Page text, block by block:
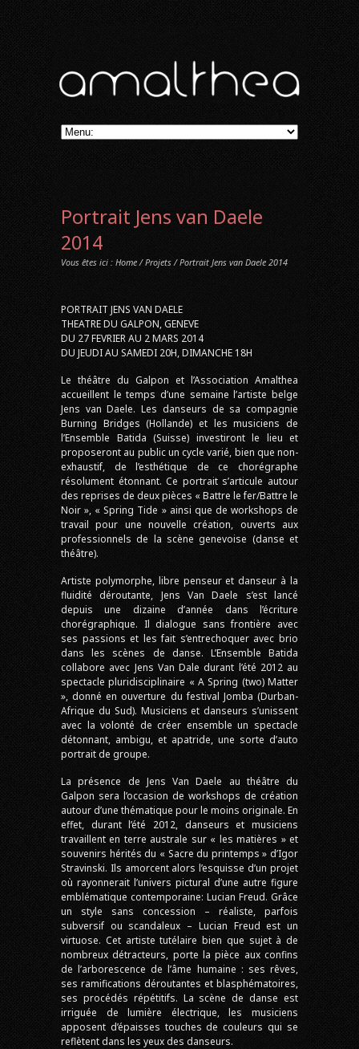
Portrait Jens van Daele
2014
Vous êtes ici : Home/Projets/ Portrait Jens van Daele 2014
PORTRAIT JENS VAN DAELE
THEATRE DU GALPON, GENEVE
DU 27 FEVRIER AU 2 MARS 2014
DU JEUDI AU SAMEDI 20H, DIMANCHE 18H
Le théâtre du Galpon et l’Association Amalthea
accueillent le temps d’une semaine l’artiste belge
Jens van Daele. Les danseurs de sa compagnie
Burning Bridges (Hollande) et les musiciens de
l’Ensemble Batida (Suisse) investiront le lieu et
proposeront au public un cycle varié, bien que non-
exhaustif, de l’esthétique de ce chorégraphe
résolument étonnant. Ce portrait s’articule autour
des reprises de deux pièces « Battre le fer/Battre le
Noir », « Spring Tide » ainsi que de workshops de
travail pour une nouvelle création, ouverts aux
professionnels de la scène genevoise (danse et
théâtre).
Artiste polymorphe, libre penseur et danseur à la
fluidité déroutante, Jens Van Daele s’est lancé
depuis une dizaine d’année dans l’écriture
chorégraphique. Il dialogue sans frontière avec
ses passions et les fait s’entrechoquer avec brio
dans les scènes de danse. L’Ensemble Batida
collabore avec Jens Van Dale durant l’été 2012 au
spectacle pluridisciplinaire « A Spring (two) Matter
», donné en ouverture du festival Jomba (Durban-
Afrique du Sud). Musiciens et danseurs s’unissent
avec la volonté de créer ensemble un spectacle
détonnant, ambigu, et apatride, une sorte d’auto
portrait de groupe.
La présence de Jens Van Daele au théâtre du
Galpon sera l’occasion de workshops de création
autour d’une thématique pour le moins originale. En
effet, durant l’été 2012, danseurs et musiciens
travaillent en terre australe sur « les matières » et
souvenirs hérités du « Sacre du printemps » d’Igor
Stravinski. Ils amorcent alors l’esquisse d’un projet
où rayonnerait l’univers pictural d’une autre figure
emblématique contemporaine: Lucian Freud. Grâce
un style sans concession – réaliste, parfois
subversif ou scandaleux – Lucian Freud est un
virtuose. Cet artiste tutélaire bien que sujet à de
nombreux détracteurs, porte la pièce aux confins
de l’arborescence de l’âme humaine : ses rêves,
ses ramifications déroutantes et blasphématoires,
ses procédés répétitifs. La scène de danse est
irriguée de lumière électrique, les musiciens
apposent d’épaisses touches de couleurs qui se
reflètent dans les yeux des danseurs.